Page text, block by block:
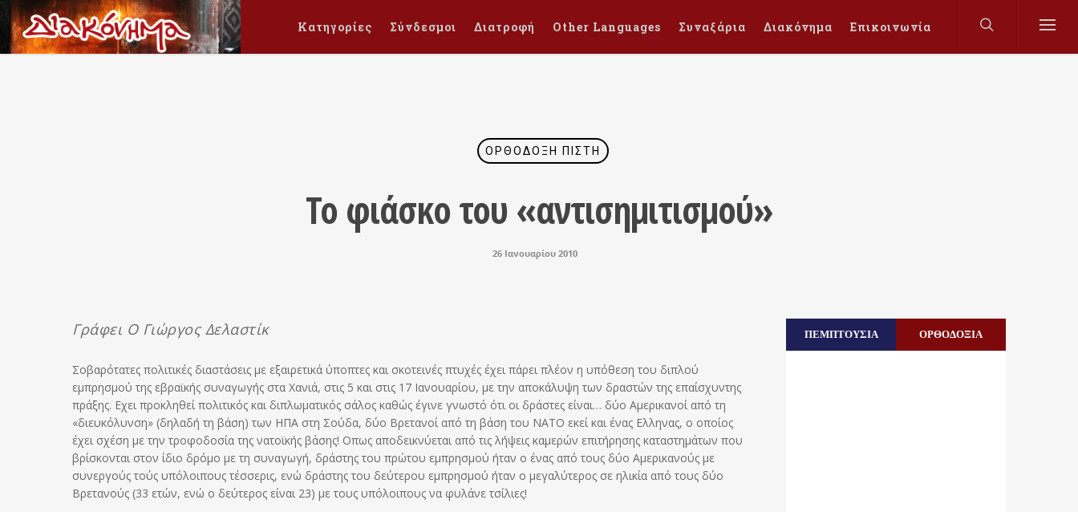
Κατηγορίες Σύνδεσμοι Διατροφή Other Languages Συναξάρια Διακόνημα Επικοινωνία
ΟΡΘΌΔΟΞΗ ΠΊΣΤΗ
Το φιάσκο του «αντισημιτισμού»
26 Ιανουαρίου 2010
Γράφει Ο Γιώργος Δελαστίκ
Σοβαρότατες πολιτικές διαστάσεις με εξαιρετικά ύποπτες και σκοτεινές πτυχές έχει πάρει πλέον η υπόθεση του διπλού
εμπρησμού της εβραϊκής συναγωγής στα Χανιά, στις 5 και στις 17 Ιανουαρίου, με την αποκάλυψη των δραστών της επαίσχυντης
πράξης. Εχει προκληθεί πολιτικός και διπλωματικός σάλος καθώς έγινε γνωστό ότι οι δράστες είναι… δύο Αμερικανοί από τη
«διευκόλυνση» (δηλαδή τη βάση) των ΗΠΑ στη Σούδα, δύο Βρετανοί από τη βάση του ΝΑΤΟ εκεί και ένας Ελληνας, ο οποίος
έχει σχέση με την τροφοδοσία της νατοϊκής βάσης! Οπως αποδεικνύεται από τις λήψεις καμερών επιτήρησης καταστημάτων που
βρίσκονται στον ίδιο δρόμο με τη συναγωγή, δράστης του πρώτου εμπρησμού ήταν ο ένας από τους δύο Αμερικανούς με
συνεργούς τούς υπόλοιπους τέσσερις, ενώ δράστης του δεύτερου εμπρησμού ήταν ο μεγαλύτερος σε ηλικία από τους δύο
Βρετανούς (33 ετών, ενώ ο δεύτερος είναι 23) με τους υπόλοιπους να φυλάνε τσίλιες!
ΠΕΜΠΤΟΥΣΙΑ ΟΡΘΟΔΟΞΙΑ